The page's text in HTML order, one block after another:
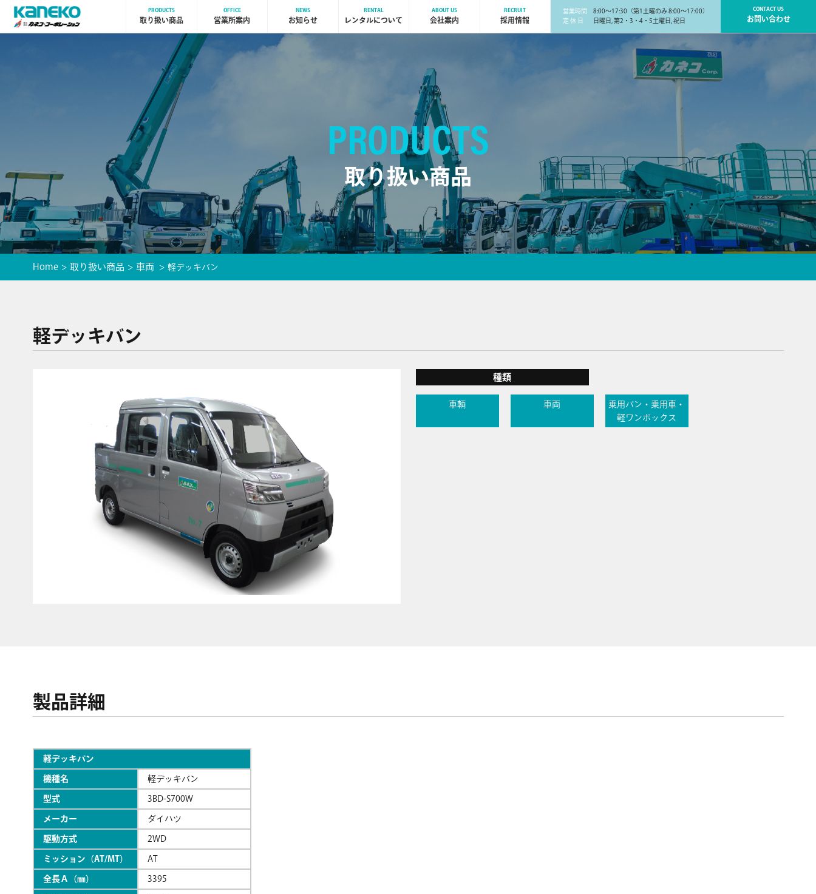
PRODUCTS
取り扱い商品
OFFICE
営業所案内
NEWS
お知らせ
RENTAL
レンタルについて
ABOUT US
会社案内
RECRUIT
採用情報
営業時間
8:00～17:30（第1土曜のみ 8:00～17:00）
定 休 日
日曜日, 第2・3・4・5土曜日, 祝日
CONTACT US
お問い合わせ
PRODUCTS
取り扱い商品
Home 取り扱い商品 車両 軽デッキバン
軽デッキバン
種類
車輌 車両
乗用バン・乗用車・
軽ワンボックス
製品詳細
軽デッキバン
機種名 軽デッキバン
型式 3BD-S700W
メーカー ダイハツ
駆動方式 2WD
ミッション（AT/MT） AT
全長Ａ（㎜） 3395